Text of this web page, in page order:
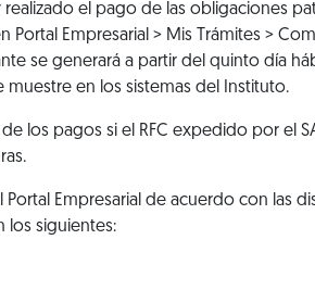
el pago de las obligaciones
Portal Empresarial > Mis Trámites >
se generará a partir del quinto día
en los sistemas del Instituto.
los pagos si el RFC expedido por el
Empresarial de acuerdo con las
los siguientes: